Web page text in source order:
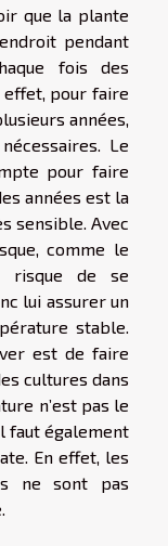
que la plante
pendant
fois des
effet, pour faire
années,
Le
pour faire
années est la
sensible. Avec
comme le
risque de se
lui assurer un
stable.
est de faire
cultures dans
n’est pas le
faut également
En effet, les
ne sont pas